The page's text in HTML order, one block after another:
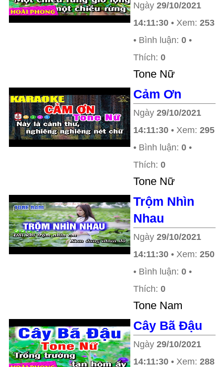
Ngày 29/10/2021
14:11:30 • Xem: 253
• Bình luận: 0 •
Thích: 0
Tone Nữ
Cảm Ơn
Ngày 29/10/2021
14:11:30 • Xem: 295
• Bình luận: 0 •
Thích: 0
Tone Nữ
Trộm Nhìn
Nhau
Ngày 29/10/2021
14:11:30 • Xem: 250
• Bình luận: 0 •
Thích: 0
Tone Nam
Cây Bã Đậu
Ngày 29/10/2021
14:11:30 • Xem: 288